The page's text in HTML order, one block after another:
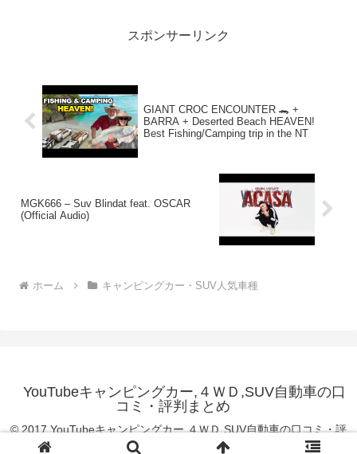
スポンサーリンク
GIANT CROC ENCOUNTER 🐊 +
BARRA + Deserted Beach HEAVEN!
Best Fishing/Camping trip in the NT
MGK666 – Suv Blindat feat. OSCAR
(Official Audio)
ホーム キャンピングカー・SUV人気車種
YouTubeキャンピングカー,４ＷＤ,SUV自動車の口
コミ・評判まとめ
© 2017 YouTubeキャンピングカー,４ＷＤ,SUV自動車の口コミ・評